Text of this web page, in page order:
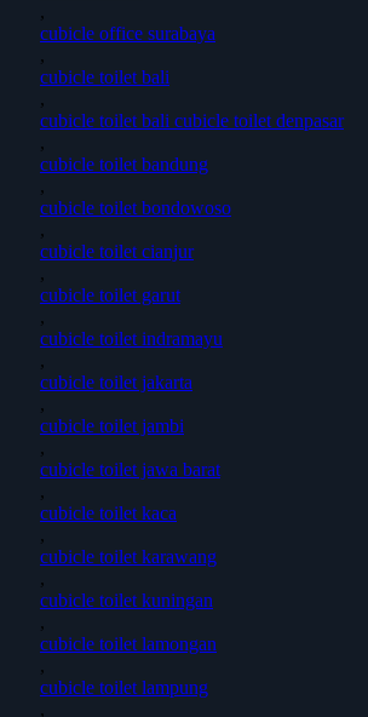
,
cubicle office surabaya
,
cubicle toilet bali
,
cubicle toilet bali cubicle toilet denpasar
,
cubicle toilet bandung
,
cubicle toilet bondowoso
,
cubicle toilet cianjur
,
cubicle toilet garut
,
cubicle toilet indramayu
,
cubicle toilet jakarta
,
cubicle toilet jambi
,
cubicle toilet jawa barat
,
cubicle toilet kaca
,
cubicle toilet karawang
,
cubicle toilet kuningan
,
cubicle toilet lamongan
,
cubicle toilet lampung
,